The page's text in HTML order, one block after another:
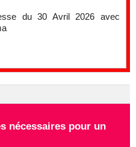
du 30 Avril 2026 avec
nécessaires pour un